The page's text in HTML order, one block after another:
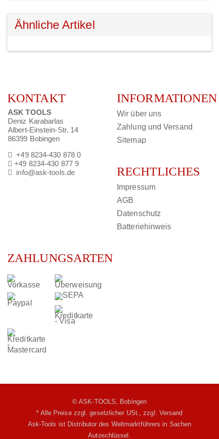
Ähnliche Artikel
KONTAKT
ASK TOOLS
Deniz Karabarlas
Albert-Einstein-Str. 14
86399 Bobingen
+49 8234-430 878 0
+49 8234-430 877 9
info@ask-tools.de
INFORMATIONEN
Wir über uns
Zahlung und Versand
Sitemap
RECHTLICHES
Impressum
AGB
Datenschutz
Batteriehinweis
ZAHLUNGSARTEN
© ASK-TOOLS, Bobingen
* Alle Preise zzgl. gesetzlicher USt.,zzgl. Versand
Ask-Tools ist Distributor des Weltmarktführers in Sachen
Autoschlüssel.